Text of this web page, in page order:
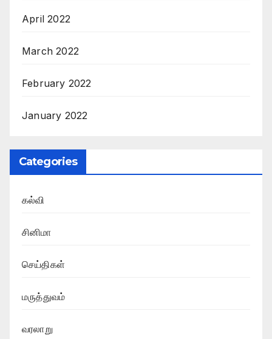
April 2022
March 2022
February 2022
January 2022
Categories
கல்வி
சினிமா
செய்திகள்
மருத்துவம்
வரலாறு